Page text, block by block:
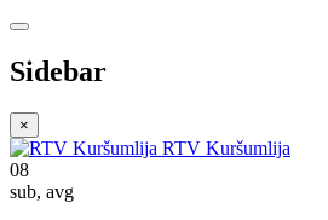
Sidebar
×
RTV Kuršumlija
08
sub, avg